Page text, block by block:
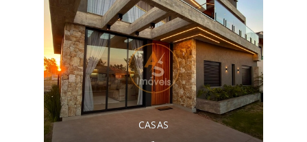
CASAS